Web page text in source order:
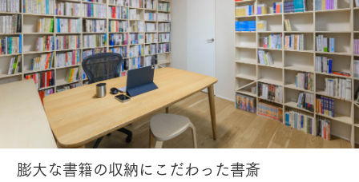
膨大な書籍の収納にこだわった書斎